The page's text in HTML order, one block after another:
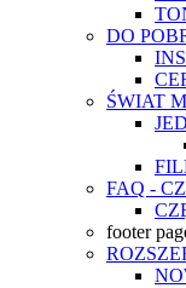
DO
ŚWIAT
FAQ -
footer